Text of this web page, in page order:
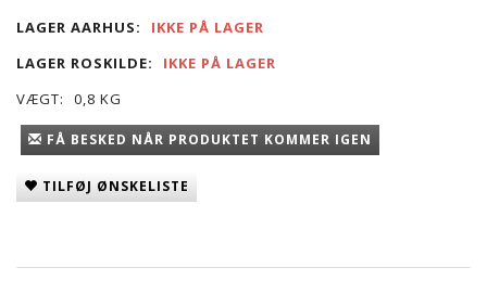
LAGER AARHUS:
IKKE PÅ LAGER
LAGER ROSKILDE:
IKKE PÅ LAGER
VÆGT:
0,8 KG
FÅ BESKED NÅR PRODUKTET KOMMER IGEN
TILFØJ ØNSKELISTE